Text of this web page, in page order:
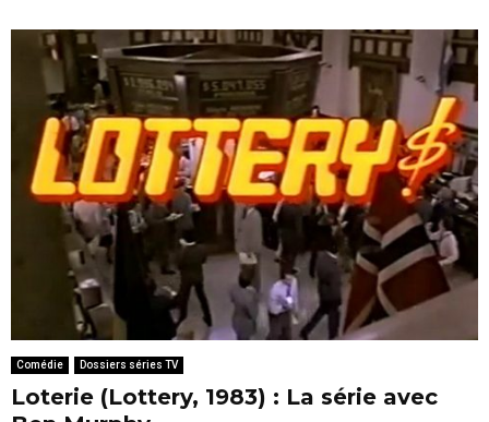
Comédie Dossiers séries TV
Loterie (Lottery, 1983) : La série avec